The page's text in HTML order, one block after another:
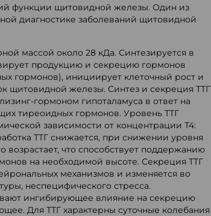
функции щитовидной железы. Один из
диагностике заболеваний щитовидной
массой около 28 кДа. Синтезируется в
продукцию и секрецию гормонов
гормонов), инициирует клеточный рост и
щитовидной железы. Синтез и секреция ТТГ
гормоном гипоталамуса в ответ на
тиреоидных гормонов. Уровень ТТГ
зависимости от концентрации Т4:
ТТГ снижается, при снижении уровня
возрастает, что способствует поддержанию
на необходимой высоте. Секреция ТТГ
механизмов и изменяется во
неспецифического стресса.
ингибирующее влияние на секрецию
Для ТТГ характерны суточные колебания